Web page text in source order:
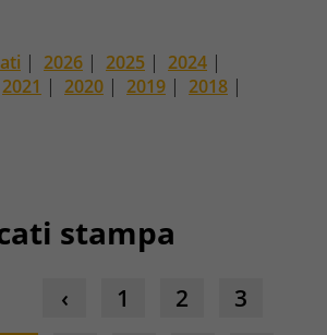
| 2026 | 2025 | 2024 |
2021 | 2020 | 2019 | 2018 |
stampa
1 2
3